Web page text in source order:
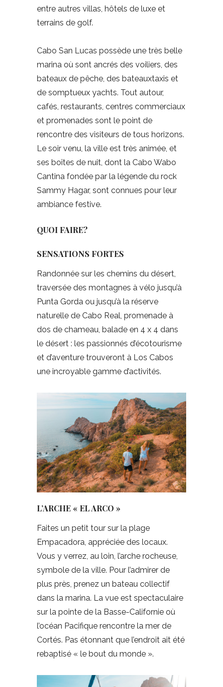
entre autres villas, hôtels de luxe et
terrains de golf.
Cabo San Lucas possède une très belle
marina où sont ancrés des voiliers, des
bateaux de pêche, des bateauxtaxis et
de somptueux yachts. Tout autour,
cafés, restaurants, centres commerciaux
et promenades sont le point de
rencontre des visiteurs de tous horizons.
Le soir venu, la ville est très animée, et
ses boîtes de nuit, dont la Cabo Wabo
Cantina fondée par la légende du rock
Sammy Hagar, sont connues pour leur
ambiance festive.
QUOI FAIRE?
SENSATIONS FORTES
Randonnée sur les chemins du désert,
traversée des montagnes à vélo jusqu’à
Punta Gorda ou jusqu’à la réserve
naturelle de Cabo Real, promenade à
dos de chameau, balade en 4 x 4 dans
le désert : les passionnés d’écotourisme
et d’aventure trouveront à Los Cabos
une incroyable gamme d’activités.
L’ARCHE « EL ARCO »
Faites un petit tour sur la plage
Empacadora, appréciée des locaux.
Vous y verrez, au loin, l’arche rocheuse,
symbole de la ville. Pour l’admirer de
plus près, prenez un bateau collectif
dans la marina. La vue est spectaculaire
sur la pointe de la Basse-Californie où
l’océan Pacifique rencontre la mer de
Cortés. Pas étonnant que l’endroit ait été
rebaptisé « le bout du monde ».